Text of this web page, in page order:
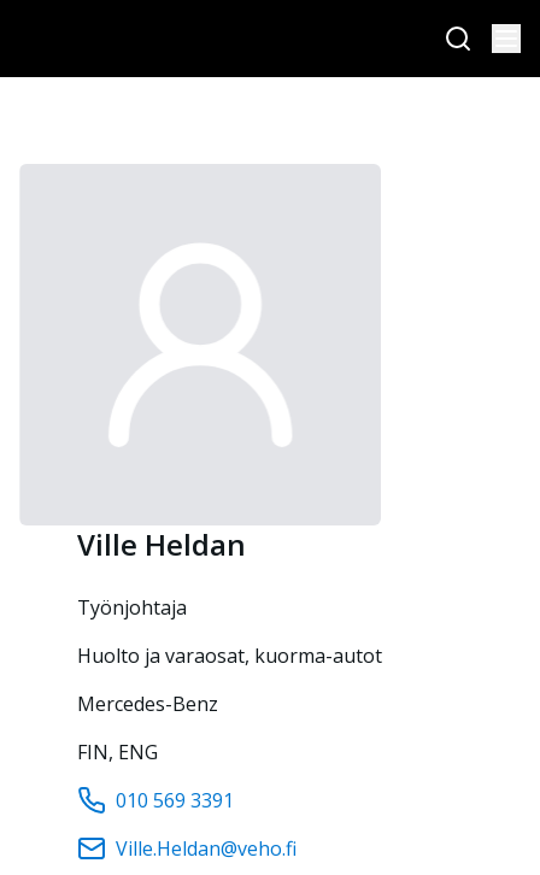
Ville Heldan
työnjohtaja
Huolto ja varaosat, kuorma-autot
Mercedes-Benz
FIN, ENG
010 569 3391
Ville.Heldan@veho.fi